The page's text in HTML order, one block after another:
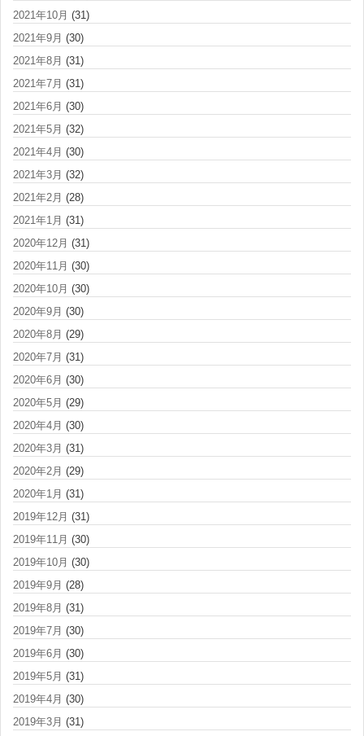
2021年10月 (31)
2021年9月 (30)
2021年8月 (31)
2021年7月 (31)
2021年6月 (30)
2021年5月 (32)
2021年4月 (30)
2021年3月 (32)
2021年2月 (28)
2021年1月 (31)
2020年12月 (31)
2020年11月 (30)
2020年10月 (30)
2020年9月 (30)
2020年8月 (29)
2020年7月 (31)
2020年6月 (30)
2020年5月 (29)
2020年4月 (30)
2020年3月 (31)
2020年2月 (29)
2020年1月 (31)
2019年12月 (31)
2019年11月 (30)
2019年10月 (30)
2019年9月 (28)
2019年8月 (31)
2019年7月 (30)
2019年6月 (30)
2019年5月 (31)
2019年4月 (30)
2019年3月 (31)